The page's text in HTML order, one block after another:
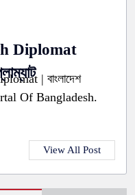
Diplomat
| বাংলাদেশ
Of Bangladesh.
View All Post